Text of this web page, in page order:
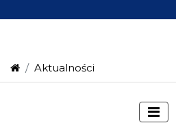
Aktualności